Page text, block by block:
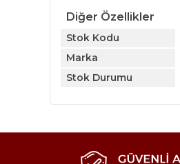
Diğer Özellikler
Stok Kodu
Marka
Stok Durumu